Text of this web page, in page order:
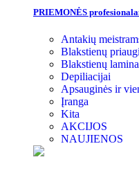
PRIEMONĖS
Antakių
Blakstienų
Blakstienų
Depiliacijai
Apsauginės ir
Įranga
Kita
AKCIJOS
NAUJIENOS